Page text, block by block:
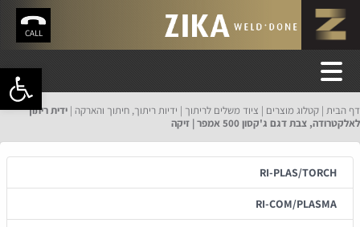
פתח
CALL
דף הבית קטלוג מוצרים ציוד משלים לריתוך ידיות ריתוך, חיתוך והארקה ידית ריתוך
לאלקטרודה, צבת דגם ג'קסון 500 אמפר | זיקה
RI-PLAS/TORCH
RI-COM/PLASMA